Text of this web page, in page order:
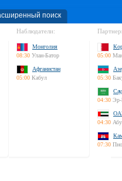
поиск
Наблюдатели:
Монголия
08:30 Улан-Батор
Афганистан
05:00 Кабул
05:00
05:30
04:30 Эр-
04:30
07:30